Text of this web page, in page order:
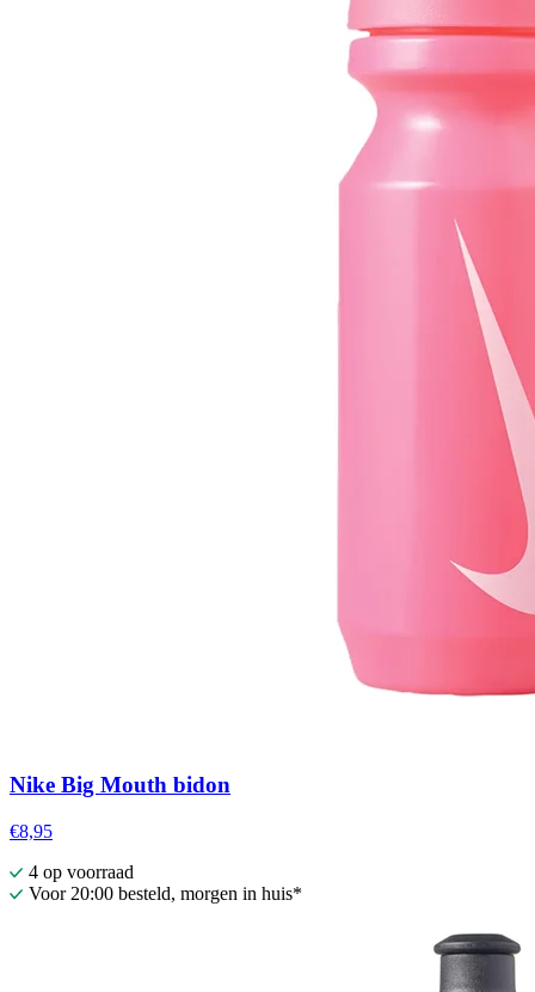
Nike Big Mouth bidon
€8,95
4 op voorraad
Voor 20:00 besteld, morgen in huis*